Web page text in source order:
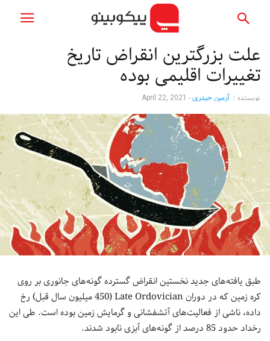
علت بزرگترین انقراض تاریخ
تغییرات اقلیمی بوده
نویسنده : آرمین حیدری-
April 22, 2021
طبق یافته‌های جدید نخستین انقراض گسترده گونه‌های جانوری بر روی
کره زمین که در دوران Late Ordovician (450 میلیون سال قبل) رخ
داده، ناشی از فعالیت‌های آتشفشانی و گرمایش زمین بوده است. طی این
رخداد حدود 85 درصد از گونه‌های آبزی نابود شدند.